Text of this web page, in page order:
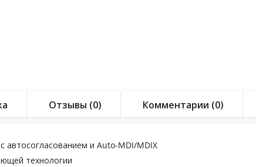
Отзывы (0) Комментарии (0)
автосогласованием и Auto-MDI/MDIX
технологии